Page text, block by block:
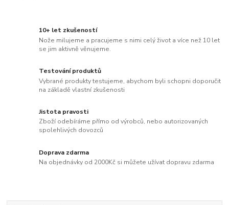
10+ let zkušeností
Nože milujeme a pracujeme s nimi celý život a více než 10 let
se jim aktivně věnujeme.
Testování produktů
Vybrané produkty testujeme, abychom byli schopni doporučit
na základě vlastní zkušenosti
Jistota pravosti
Zboží odebíráme přímo od výrobců, nebo autorizovaných
spolehlivých dovozců
Doprava zdarma
Na objednávky od 2000Kč si můžete užívat dopravu zdarma